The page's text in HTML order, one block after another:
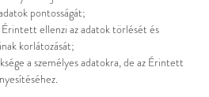
pontosságát;
Érintett ellenzi az adatok törlését és
korlátozását;
a személyes adatokra, de az Érintett